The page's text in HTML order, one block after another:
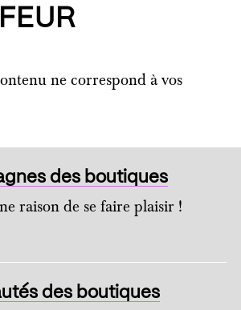
ne correspond à vos
des boutiques
raison de se faire plaisir !
des boutiques